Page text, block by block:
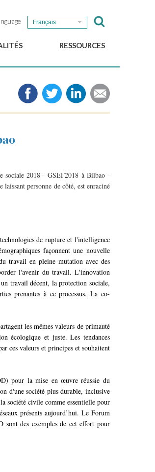
Français
du GSEF
RESSOURCES
Médias
Liens
sociale 2018 - GSEF2018 à Bilbao -
personne de côté, est enraciné
de rupture et l'intelligence
façonnent une nouvelle
travail en pleine mutation avec des
l'avenir du travail. L'innovation
travail décent, la protection sociale,
prenantes à ce processus. La co-
les mêmes valeurs de primauté
écologique et juste. Les tendances
ces valeurs et principes et souhaitent
pour la mise en œuvre réussie du
d'une société plus durable, inclusive
société civile comme essentielle pour
présents aujourd’hui. Le Forum
sont des exemples de cet effort pour